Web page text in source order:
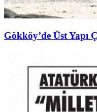
Gökköy’de Üst Yapı